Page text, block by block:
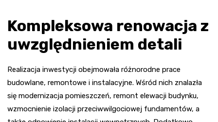
Kompleksowa renowacja z
uwzględnieniem detali
Realizacja inwestycji obejmowała różnorodne prace
budowlane, remontowe i instalacyjne. Wśród nich znalazła
się modernizacja pomieszczeń, remont elewacji budynku,
wzmocnienie izolacji przeciwwilgociowej fundamentów, a